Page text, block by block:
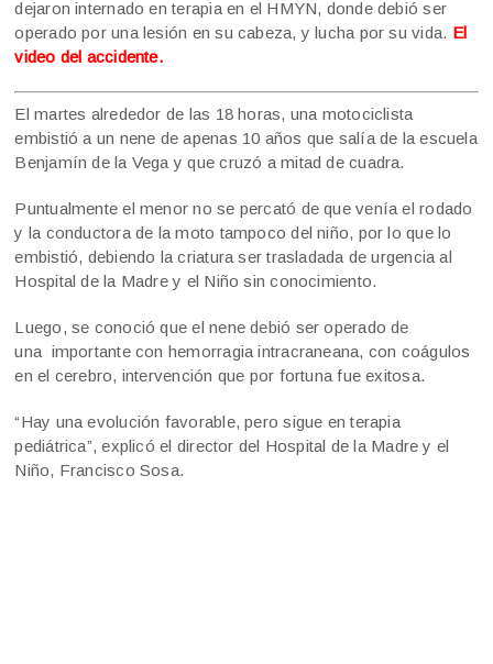
dejaron internado en terapia en el HMYN, donde debió ser
operado por una lesión en su cabeza, y lucha por su vida. El
video del accidente.
El martes alrededor de las 18 horas, una motociclista
embistió a un nene de apenas 10 años que salía de la escuela
Benjamín de la Vega y que cruzó a mitad de cuadra.
Puntualmente el menor no se percató de que venía el rodado
y la conductora de la moto tampoco del niño, por lo que lo
embistió, debiendo la criatura ser trasladada de urgencia al
Hospital de la Madre y el Niño sin conocimiento.
Luego, se conoció que el nene debió ser operado de
una importante con hemorragia intracraneana, con coágulos
en el cerebro, intervención que por fortuna fue exitosa.
“Hay una evolución favorable, pero sigue en terapia
pediátrica”, explicó el director del Hospital de la Madre y el
Niño, Francisco Sosa.